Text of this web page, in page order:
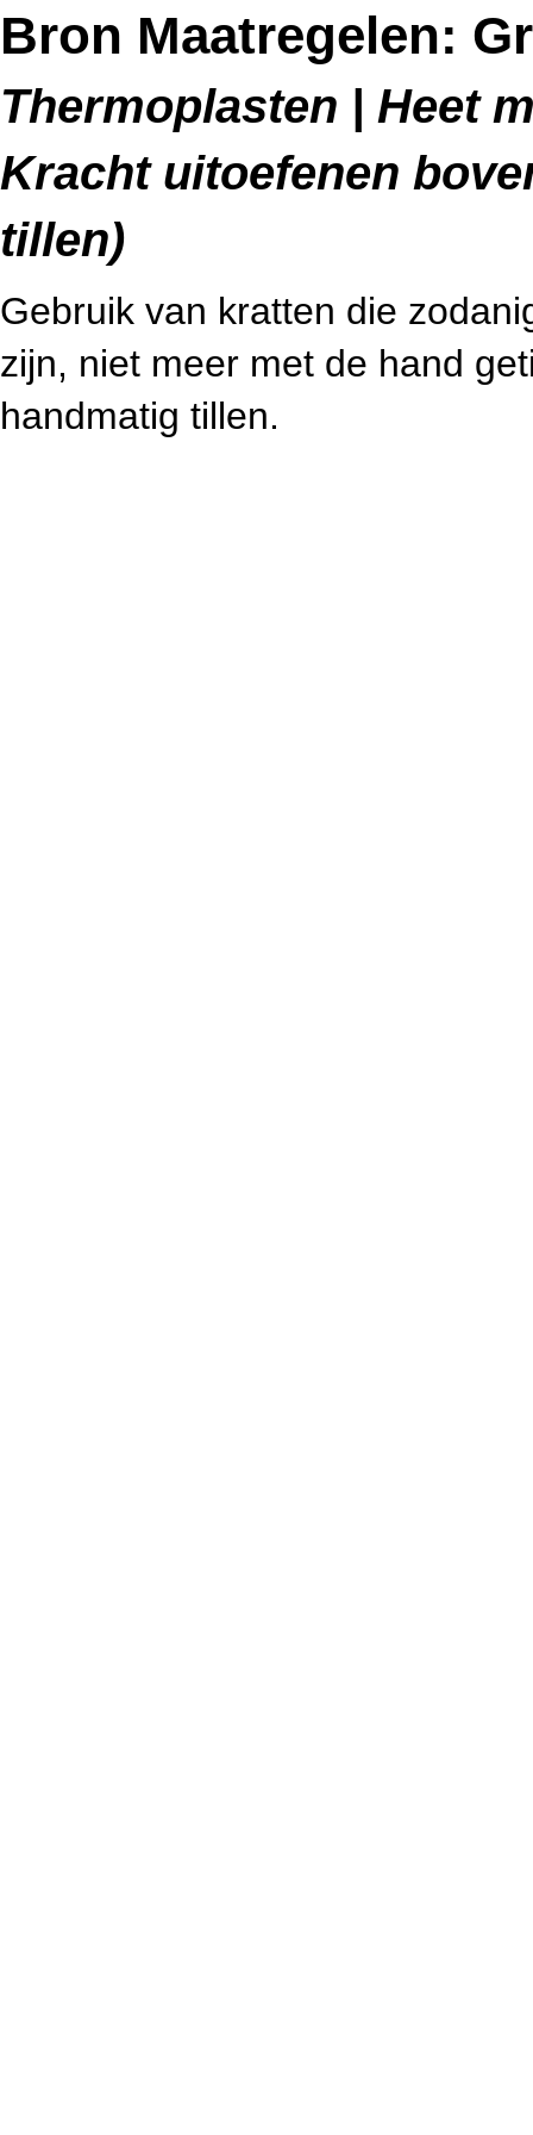
Bron Maatregelen:
Thermoplasten | Heet
Kracht uitoefenen
tillen)
Gebruik van kratten die
zijn, niet meer met de hand
handmatig tillen.